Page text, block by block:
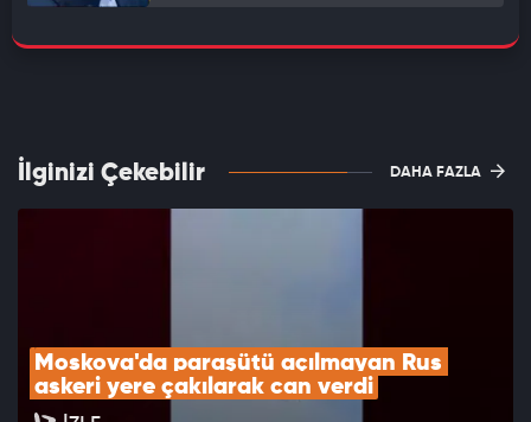
İlginizi Çekebilir DAHA FAZLA
Moskova'da paraşütü açılmayan Rus
askeri yere çakılarak can verdi